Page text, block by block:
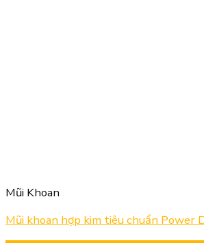
Mũi Khoan
Mũi khoan hợp kim tiêu chuẩn Power